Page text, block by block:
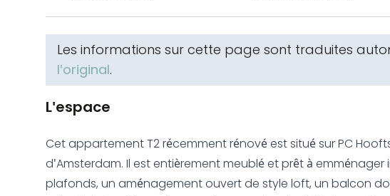
Les informations sur cette page sont traduites
l'original.
L'espace
Cet appartement T2 récemment rénové est situé sur PC
d'Amsterdam. Il est entièrement meublé et prêt à
plafonds, un aménagement ouvert de style loft, un balcon